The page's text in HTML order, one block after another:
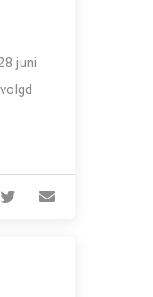
juni